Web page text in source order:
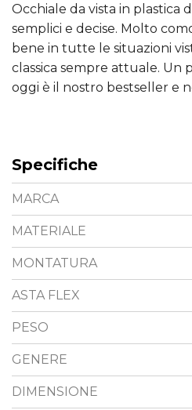
Occhiale da vista in plastica
semplici e decise. Molto
bene in tutte le situazioni
classica sempre attuale. Un
oggi è il nostro bestseller e
Specifiche
MARCA
MATERIALE
MONTATURA
ASTA FLEX
PESO
GENERE
DIMENSIONE